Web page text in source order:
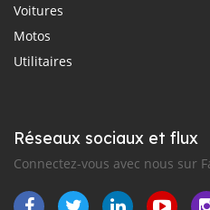
Voitures
Motos
Utilitaires
Réseaux sociaux et flux
Connectez-vous avec nous sur